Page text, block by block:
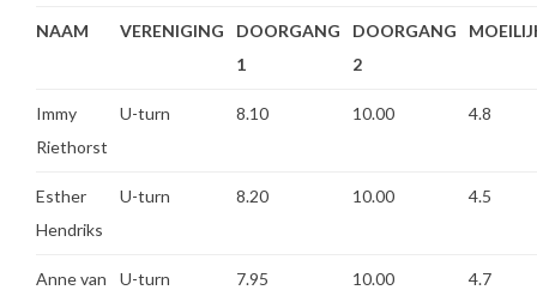
NAAM VERENIGING
DOORGANG
1
DOORGANG
2
Immy
Riethorst
U-turn 8.10 10.00 4.8
Esther
Hendriks
U-turn 8.20 10.00 4.5
Anne van
U-turn 7.95 10.00 4.7